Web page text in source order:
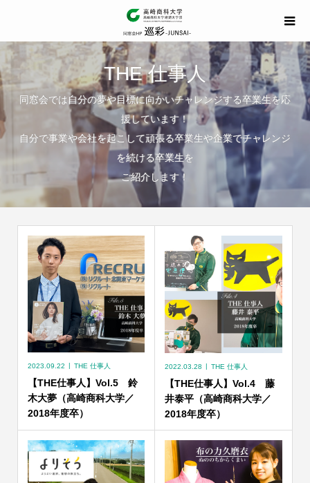
THE 仕事人
同窓会では自分の夢や目標に向かいチャレンジする卒業生を応
援しています！
自分で事業や会社を起こして頑張る卒業生や企業でチャレンジ
を続ける卒業生を
ご紹介します！
2023.09.22 THE 仕事人
【THE仕事人】Vol.5 鈴
木大夢（高崎商科大学／
2018年度卒）
2022.03.28 THE 仕事人
【THE仕事人】Vol.4 藤
井泰平（高崎商科大学／
2018年度卒）